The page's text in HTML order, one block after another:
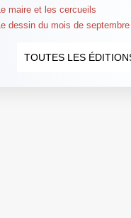
Le maire et les cercueils
Le dessin du mois de
TOUTES LES